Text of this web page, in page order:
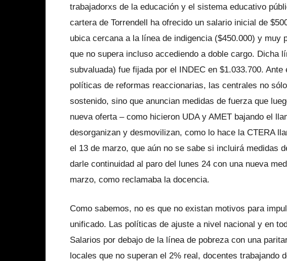
trabajadorxs de la educación y el sistema educativo
cartera de Torrendell ha ofrecido un salario inicial de
ubica cercana a la línea de indigencia ($450.000) y muy
que no supera incluso accediendo a doble cargo. Dicha
subvaluada) fue fijada por el INDEC en $1.033.700.
políticas de reformas reaccionarias, las centrales no
sostenido, sino que anuncian medidas de fuerza que
nueva oferta – como hicieron UDA y AMET bajando el
desorganizan y desmovilizan, como lo hace la CTERA
el 13 de marzo, que aún no se sabe si incluirá medidas
darle continuidad al paro del lunes 24 con una nueva
marzo, como reclamaba la docencia.
Como sabemos, no es que no existan motivos para
unificado. Las políticas de ajuste a nivel nacional y en
Salarios por debajo de la línea de pobreza con una
locales que no superan el 2% real, docentes trabajando